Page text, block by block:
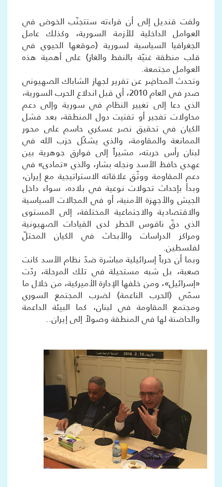
ولفت قنديل إلى أن قراءته ستتجنّب الخوض في
العوامل الداخلية للأزمة السورية، وكذلك عامل
الجغرافيا السياسية لسورية (موقعها الحيوي في
قلب منطقة غنيّة بالنفط والغاز) على أهمية هذه
العوامل مجتمعة.
وتحدث المحاضِر عن تقرير لجهاز الشاباك الصهيوني
صدر في العام 2010، أي قبل اندلاع الحرب السورية،
الذي دعا إلى تغيير النظام في سورية وإلى دعم
محاولات تفجير أو تفتيت دول المنطقة، بعد فشل
الكيان في تحقيق نصر عسكري حاسم على محور
الممانعة والمقاومة، والذي يشكّل حزب الله في
لبنان رأس حربته، مشيراً إلى فوارق جوهرية بين
عهدي حافظ الأسد ونجله بشار، والذي «تمادى» في
دعم المقاومة ووثّق علاقاته الاستراتيجية مع إيران،
وبدأ بإحداث تحولات نوعية في بلاده، سواء داخل
الجيش والأجهزة الأمنية، أو في المجالات السياسية
والاقتصادية والاجتماعية المختلفة، إلى المستوى
الذي دقّ ناقوس الخطر لدى القيادات الصهيونية
ومراكز الدراسات والأبحاث في الكيان المحتلّ
لفلسطين.
وبما أن حرباً إسرائيلية مباشرة ضدّ نظام الأسد كانت
صعبة، بل شبه مستحيلة في تلك المرحلة، ردّت
«إسرائيل»، ومن خلفها الإدارة الأميركية، من خلال ما
سمّي (الحرب الناعمة) لضرب المجتمع السوري
ومجتمع المقاومة في لبنان، كما البيئة الداعمة
والحاضنة لها في المنطقة وصولاً إلى إيران..